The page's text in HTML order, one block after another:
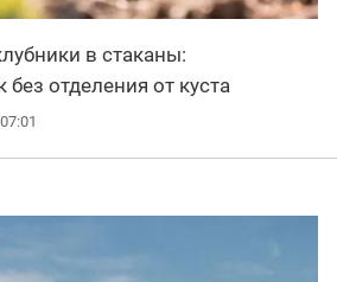
в стаканы:
без отделения от куста